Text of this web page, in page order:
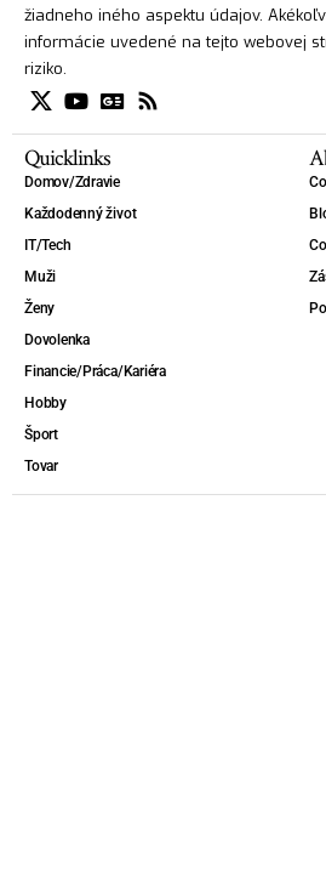
žiadneho iného aspektu údajov.
informácie uvedené na tejto webovej
riziko.
Quicklinks
Domov/Zdravie
Každodenný život
IT/Tech
Muži
Ženy
Dovolenka
Financie/Práca/Kariéra
Hobby
Šport
Tovar